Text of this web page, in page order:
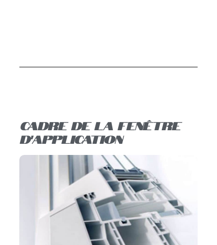
cadre de la fenêtre
d'application